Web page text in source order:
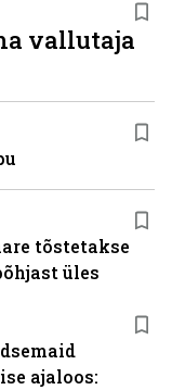
ajaloos:
vallutaja
tõstetakse
üles